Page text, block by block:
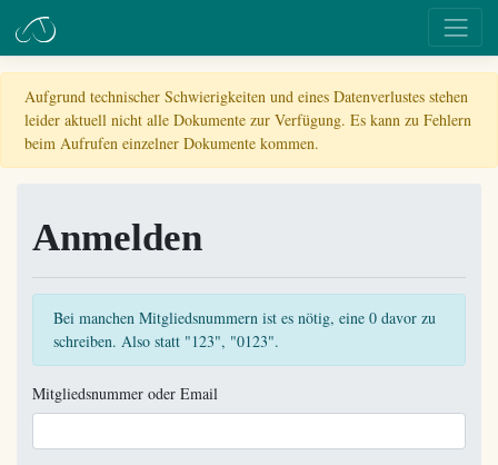
Aufgrund technischer Schwierigkeiten und eines Datenverlustes stehen
leider aktuell nicht alle Dokumente zur Verfügung. Es kann zu Fehlern
beim Aufrufen einzelner Dokumente kommen.
Anmelden
Bei manchen Mitgliedsnummern ist es nötig, eine 0 davor zu
schreiben. Also statt "123", "0123".
Mitgliedsnummer oder Email